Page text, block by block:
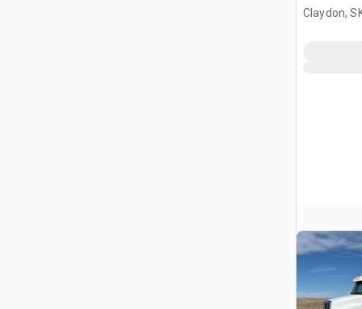
Claydon,